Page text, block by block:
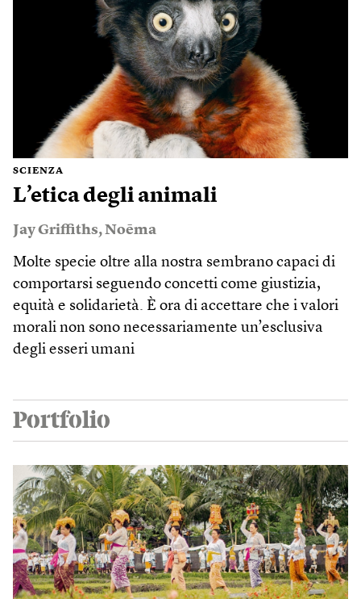
SCIENZA
L’etica degli animali
Jay Griffiths,Noēma
Molte specie oltre alla nostra sembrano capaci di
comportarsi seguendo concetti come giustizia,
equità e solidarietà. È ora di accettare che i valori
morali non sono necessariamente un’esclusiva
degli esseri umani
Portfolio